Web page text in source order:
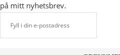
på mitt nyhetsbrev.